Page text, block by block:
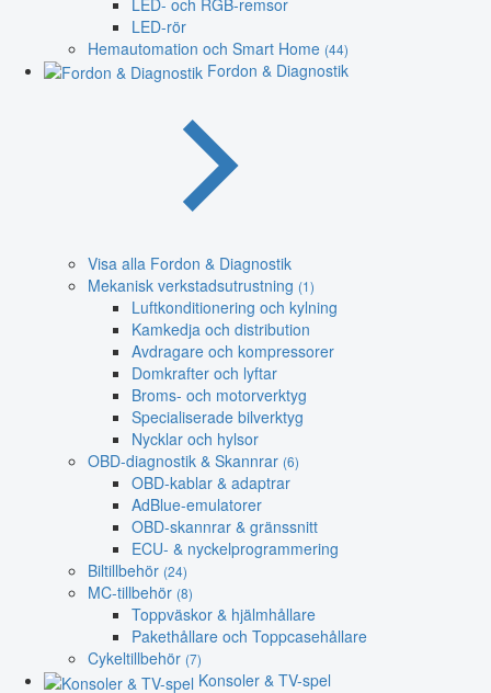
LED-rör
Hemautomation och Smart Home (44)
Fordon & Diagnostik
Visa alla Fordon & Diagnostik
Mekanisk verkstadsutrustning (1)
Luftkonditionering och kylning
Kamkedja och distribution
Avdragare och kompressorer
Domkrafter och lyftar
Broms- och motorverktyg
Specialiserade bilverktyg
Nycklar och hylsor
OBD-diagnostik & Skannrar (6)
OBD-kablar & adaptrar
AdBlue-emulatorer
OBD-skannrar & gränssnitt
ECU- & nyckelprogrammering
Biltillbehör (24)
MC-tillbehör (8)
Toppväskor & hjälmhållare
Pakethållare och Toppcasehållare
Cykeltillbehör (7)
Konsoler & TV-spel